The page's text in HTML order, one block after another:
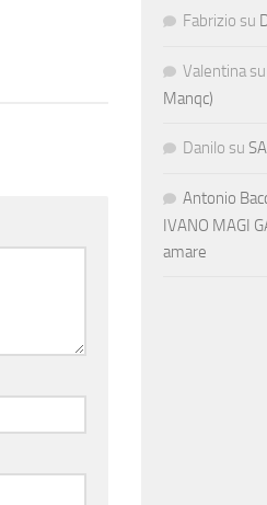
Fabrizio su
Valentina su
Manqc)
Danilo su
Antonio
IVANO MAGI
amare